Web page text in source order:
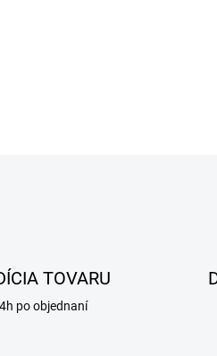
TOVARU
po objednaní